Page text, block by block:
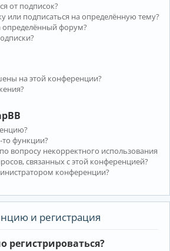
от подписок?
или подписаться на определённую тему?
определённый форум?
на этой конференции?
то функции?
вопросу некорректного использования
связанных с этой конференцией?
конференции?
и регистрация